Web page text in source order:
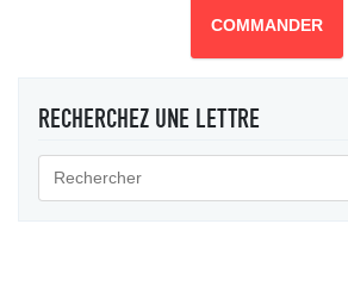
COMMANDER
RECHERCHEZ UNE LETTRE